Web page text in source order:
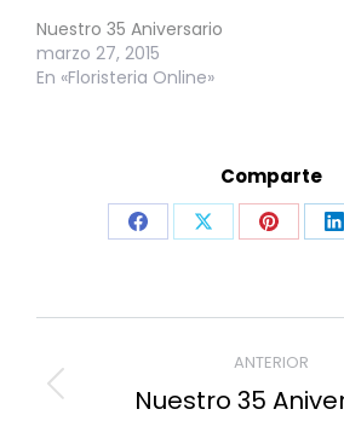
Nuestro 35 Aniversario
marzo 27, 2015
En «Floristeria Online»
Comparte
Share Share Share
entre
publicaciones
ANTERIOR
Nuestro 35